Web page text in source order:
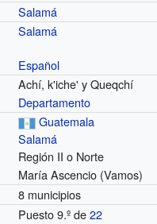
Salamá
Salamá
Español
Achí, k'iche' y Queqchí
Departamento
Guatemala
Salamá
Región II o Norte
María Ascencio (Vamos)
8 municipios
Puesto 9.º de22